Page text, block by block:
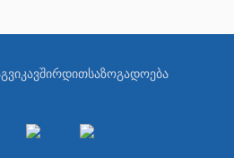
საზოგადოება